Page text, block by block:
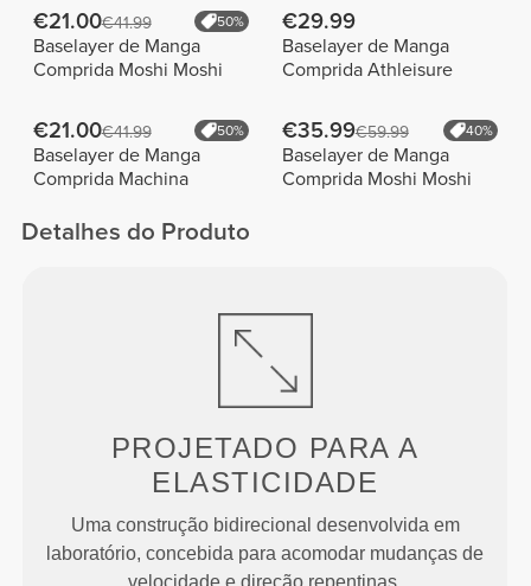
€21.00€41.99 50%
Baselayer de Manga
Comprida Moshi Moshi
€29.99
Baselayer de Manga
Comprida Athleisure
€21.00€41.99 50%
Baselayer de Manga
Comprida Machina
€35.99€59.99 40%
Baselayer de Manga
Comprida Moshi Moshi
Detalhes do Produto
PROJETADO PARA A
ELASTICIDADE
Uma construção bidirecional desenvolvida em
laboratório, concebida para acomodar mudanças de